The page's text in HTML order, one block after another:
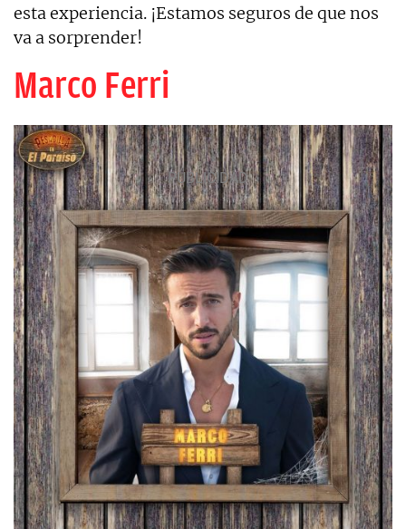
esta experiencia. ¡Estamos seguros de que nos
va a sorprender!
Marco Ferri